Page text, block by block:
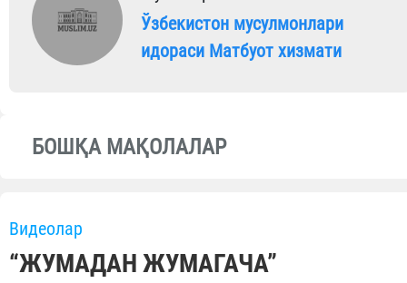
Ўзбекистон мусулмонлари
идораси Матбуот хизмати
БОШҚА МАҚОЛАЛАР
Видеолар
“ЖУМАДАН ЖУМАГАЧА”